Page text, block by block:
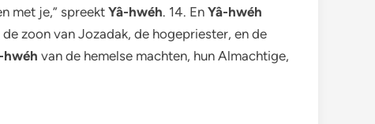
met je,” spreektYâ-hwéh. 14. En Yâ-hwéh
zoon van Jozadak, de hogepriester, en de
hwéh van de hemelse machten, hun Almachtige,